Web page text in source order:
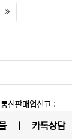
(last)
통신판매업신고 :
카톡상담